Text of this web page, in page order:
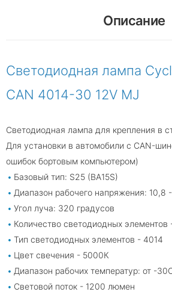
Описание
Светодиодная лампа
CAN 4014-30 12V MJ
Светодиодная лампа для крепления в
Для установки в автомобили с CAN-
ошибок бортовым компьютером)
Базовый тип: S25 (BA15S)
Диапазон рабочего напряжения: 10,8
Угол луча: 320 градусов
Количество светодиодных элементов
Тип светодиодных элементов - 4014
Цвет свечения - 5000К
Диапазон рабочих температур: от -
Световой поток - 1200 люмен